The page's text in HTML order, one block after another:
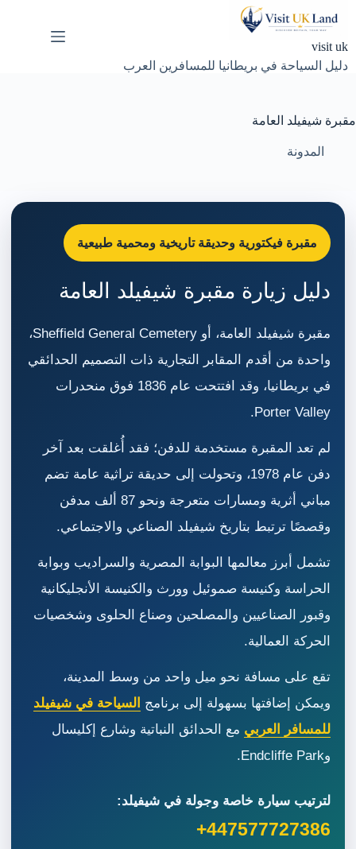
visit uk
دليل السياحة في بريطانيا للمسافرين العرب
مقبرة شيفيلد العامة
المدونة
مقبرة فيكتورية وحديقة تاريخية ومحمية طبيعية
دليل زيارة مقبرة شيفيلد العامة
مقبرة شيفيلد العامة، أو Sheffield General Cemetery،
واحدة من أقدم المقابر التجارية ذات التصميم الحدائقي
في بريطانيا، وقد افتتحت عام 1836 فوق منحدرات
Porter Valley.
لم تعد المقبرة مستخدمة للدفن؛ فقد أُغلقت بعد آخر
دفن عام 1978، وتحولت إلى حديقة تراثية عامة تضم
مباني أثرية ومسارات متعرجة ونحو 87 ألف مدفن
وقصصًا ترتبط بتاريخ شيفيلد الصناعي والاجتماعي.
تشمل أبرز معالمها البوابة المصرية والسراديب وبوابة
الحراسة وكنيسة صموئيل وورث والكنيسة الأنجليكانية
وقبور الصناعيين والمصلحين وصناع الحلوى وشخصيات
الحركة العمالية.
تقع على مسافة نحو ميل واحد من وسط المدينة،
ويمكن إضافتها بسهولة إلى برنامج السياحة في شيفيلد
للمسافر العربي مع الحدائق النباتية وشارع إكليسال
وEndcliffe Park.
لترتيب سيارة خاصة وجولة في شيفيلد:
+447577727386